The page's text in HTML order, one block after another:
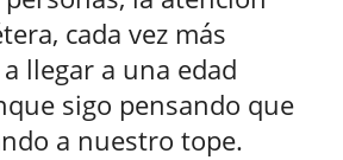
cada vez más
llegar a una edad
sigo pensando que
a nuestro tope.